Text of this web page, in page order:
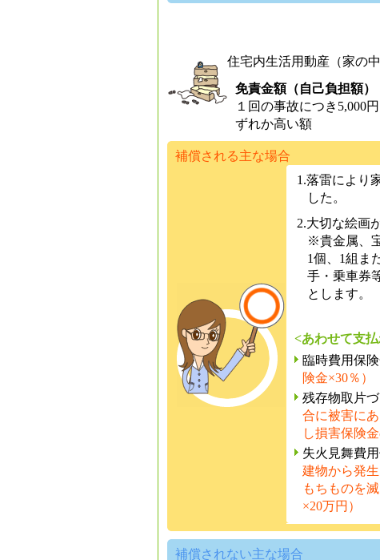
住宅内生活用動産（家の
免責金額（自己負担額）
１回の事故につき5,000
ずれか高い額
補償される主な場合
1.落雷により
した。
2.大切な絵画
※貴金属、
1個、1組ま
手・乗車券
とします。
<あわせて支
臨時費用保
険金×30％）
残存物取片
合に被害に
し損害保険
失火見舞費
建物から発
もちものを
×20万円）
補償されない主な場合